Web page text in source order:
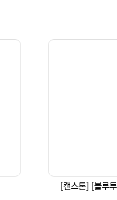
[캔스톤] [블루